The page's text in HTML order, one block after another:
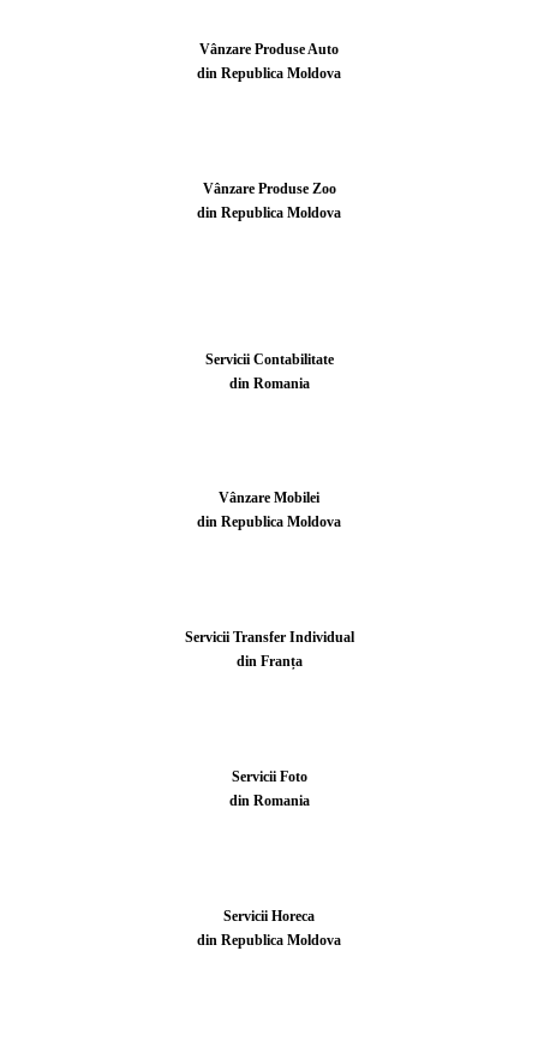
Vânzare Produse Auto
din Republica Moldova
Vânzare Produse Zoo
din Republica Moldova
Servicii Contabilitate
din Romania
Vânzare Mobilei
din Republica Moldova
Servicii Transfer Individual
din Franța
Servicii Foto
din Romania
Servicii Horeca
din Republica Moldova